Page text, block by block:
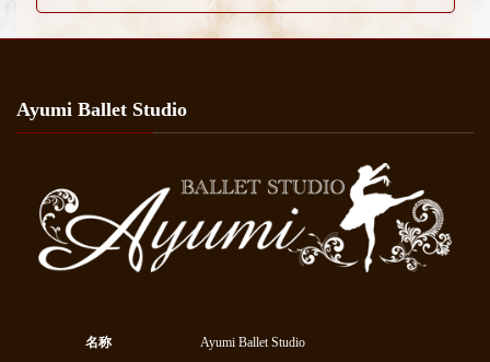
Ayumi Ballet Studio
名称 Ayumi Ballet Studio